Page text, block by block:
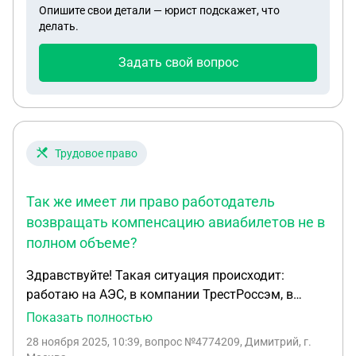
дают справки по рождению и смене фамилии при
усыновлении. Где я могу получить данные
справки? Стоит ли мне обращаться в органы
загса? имею ли я право на получение таких
Опишите свои детали — юрист подскажет, что
делать.
Задать свой вопрос
Трудовое право
Так же имеет ли право работодатель
возвращать компенсацию авиабилетов не в
полном объеме?
Здравствуйте! Такая ситуация происходит:
работаю на АЭС, в компании ТрестРоссэм, в
арабской республике Египет (АРЕ филиал)
Официально трудоустроен в данный филиал.
Показать полностью
28 ноября 2025, 10:39, вопрос №4774209, Димитрий, г.